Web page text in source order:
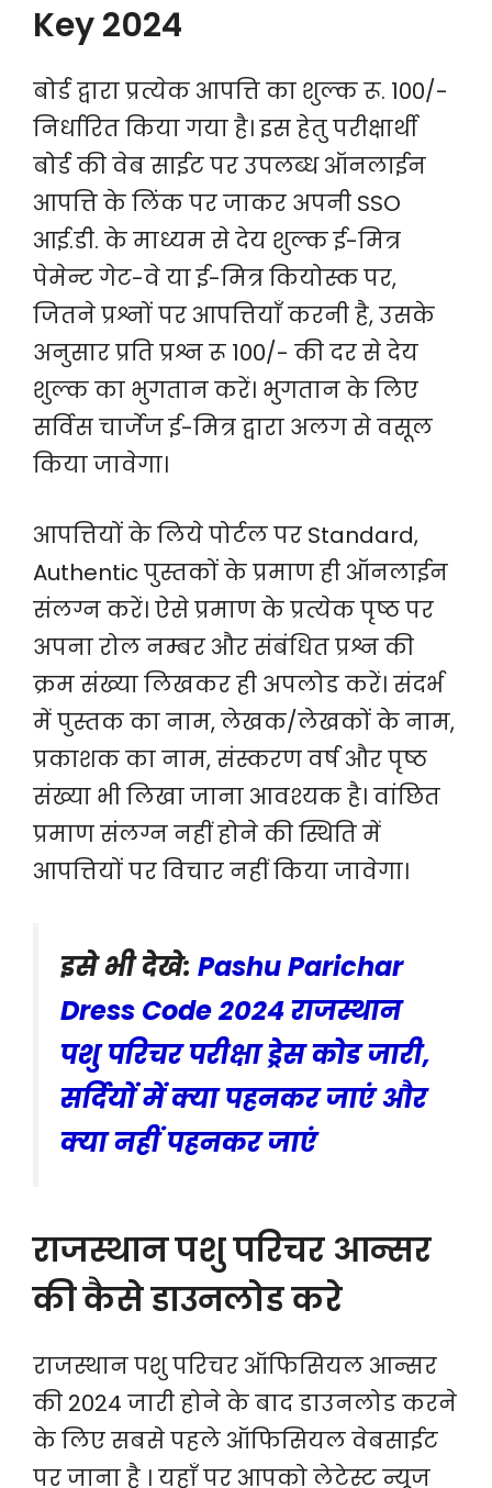
Key 2024
बोर्ड द्वारा प्रत्येक आपत्ति का शुल्क रू. 100/-
निर्धारित किया गया है। इस हेतु परीक्षार्थी
बोर्ड की वेब साईट पर उपलब्ध ऑनलाईन
आपत्ति के लिंक पर जाकर अपनी SSO
आई.डी. के माध्यम से देय शुल्क ई-मित्र
पेमेन्ट गेट-वे या ई-मित्र कियोस्क पर,
जितने प्रश्नों पर आपत्तियाँ करनी है, उसके
अनुसार प्रति प्रश्न रू 100/- की दर से देय
शुल्क का भुगतान करें। भुगतान के लिए
सर्विस चार्जेज ई-मित्र द्वारा अलग से वसूल
किया जावेगा।
आपत्तियों के लिये पोर्टल पर Standard,
Authentic पुस्तकों के प्रमाण ही ऑनलाईन
संलग्न करें। ऐसे प्रमाण के प्रत्येक पृष्ठ पर
अपना रोल नम्बर और संबंधित प्रश्न की
क्रम संख्या लिखकर ही अपलोड करें। संदर्भ
में पुस्तक का नाम, लेखक/लेखकों के नाम,
प्रकाशक का नाम, संस्करण वर्ष और पृष्ठ
संख्या भी लिखा जाना आवश्यक है। वांछित
प्रमाण संलग्न नहीं होने की स्थिति में
आपत्तियों पर विचार नहीं किया जावेगा।
इसे भी देखे: Pashu Parichar
Dress Code 2024 राजस्थान
पशु परिचर परीक्षा ड्रेस कोड जारी,
सर्दियों में क्या पहनकर जाएं और
क्या नहीं पहनकर जाएं
राजस्थान पशु परिचर आन्सर
की कैसे डाउनलोड करे
राजस्थान पशु परिचर ऑफिसियल आन्सर
की 2024 जारी होने के बाद डाउनलोड करने
के लिए सबसे पहले ऑफिसियल वेबसाईट
पर जाना है । यहाँ पर आपको लेटेस्ट न्यूज